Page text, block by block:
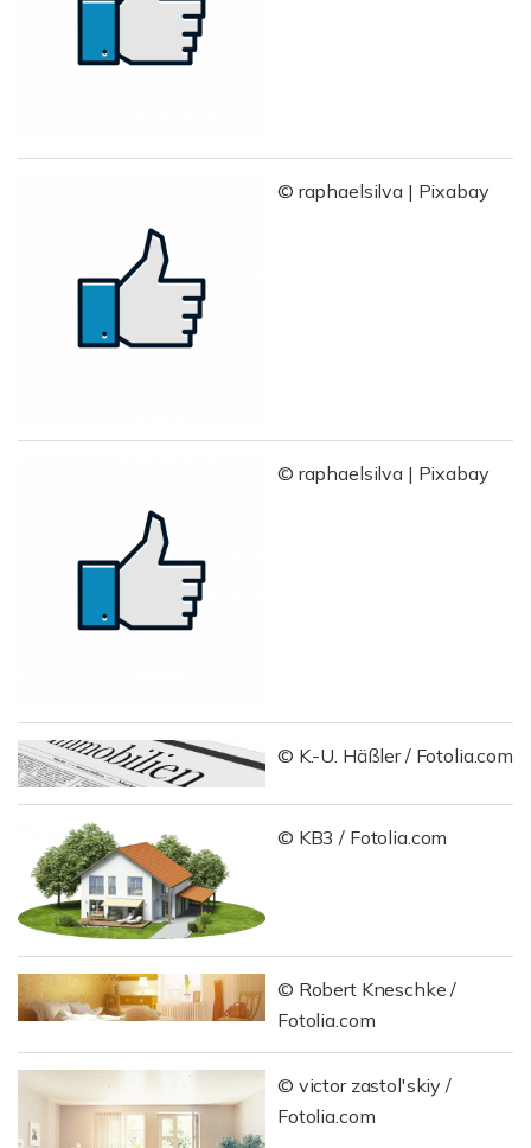
© raphaelsilva | Pixabay
© raphaelsilva | Pixabay
© K.-U. Häßler / Fotolia.com
© KB3 / Fotolia.com
© Robert Kneschke /
Fotolia.com
© victor zastol'skiy /
Fotolia.com